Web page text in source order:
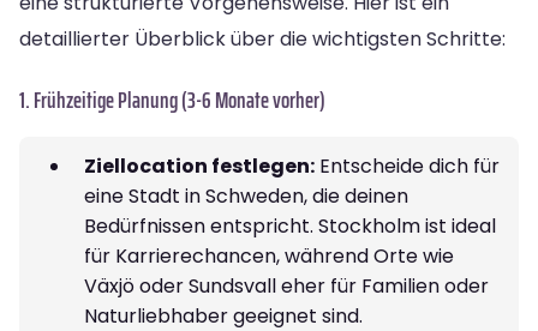
detaillierter Überblick über die wichtigsten Schritte:
1. Frühzeitige Planung (3-6 Monate vorher)
Ziellocation festlegen: Entscheide dich für
eine Stadt in Schweden, die deinen
Bedürfnissen entspricht. Stockholm ist ideal
für Karrierechancen, während Orte wie
Växjö oder Sundsvall eher für Familien oder
Naturliebhaber geeignet sind.